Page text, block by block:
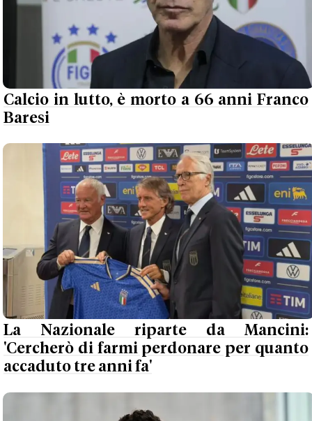
Calcio in lutto, è morto a 66 anni Franco
Baresi
La Nazionale riparte da Mancini:
'Cercherò di farmi perdonare per quanto
accaduto tre anni fa'